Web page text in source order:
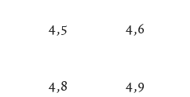
4,5 4,6
4,8
4,9